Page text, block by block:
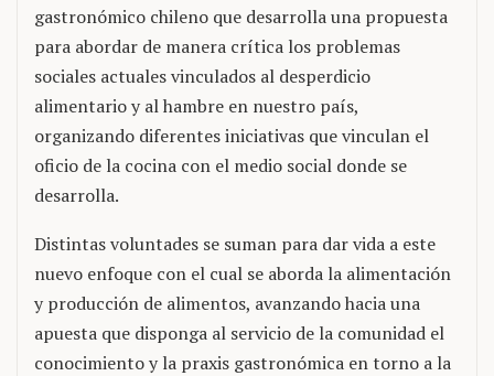
gastronómico chileno que desarrolla una propuesta
para abordar de manera crítica los problemas
sociales actuales vinculados al desperdicio
alimentario y al hambre en nuestro país,
organizando diferentes iniciativas que vinculan el
oficio de la cocina con el medio social donde se
desarrolla.
Distintas voluntades se suman para dar vida a este
nuevo enfoque con el cual se aborda la alimentación
y producción de alimentos, avanzando hacia una
apuesta que disponga al servicio de la comunidad el
conocimiento y la praxis gastronómica en torno a la